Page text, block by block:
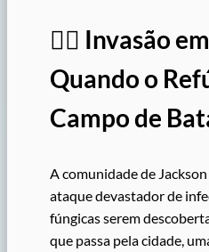
🧟‍♂️ Invasão
Quando o
Campo de
A comunidade de
ataque devastador de
fúngicas serem
que passa pela cidade,